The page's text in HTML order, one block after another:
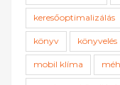
keresőoptimalizálás
könyv könyvelés
mobil klíma